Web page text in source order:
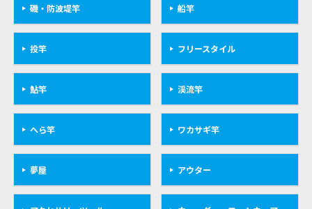
磯・防波堤竿 船竿
投竿 フリースタイル
鮎竿 渓流竿
へら竿 ワカサギ竿
夢屋 アウター